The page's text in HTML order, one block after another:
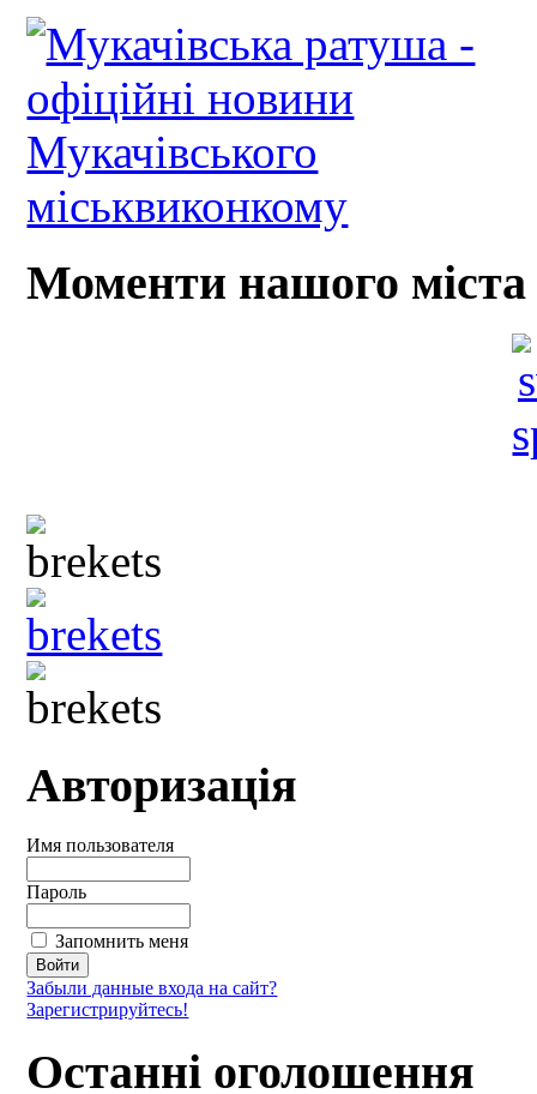
Моменти нашого міста
Авторизація
Имя пользователя
Пароль
Запомнить меня
Забыли данные входа на сайт?
Зарегистрируйтесь!
Останні оголошення